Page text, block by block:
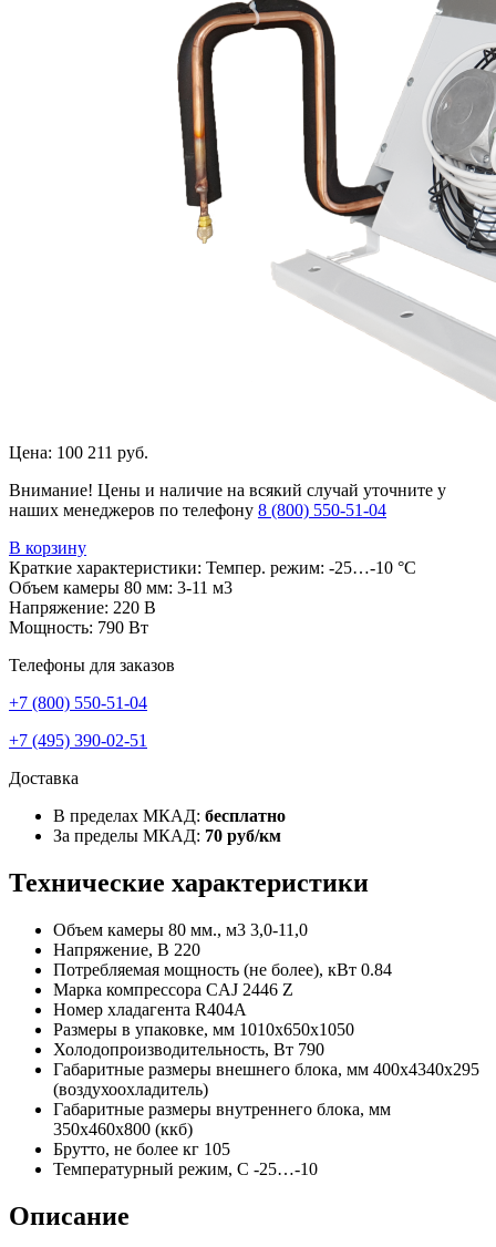
Цена: 100 211 руб.
Внимание! Цены и наличие на всякий случай уточните у
наших менеджеров по телефону 8 (800) 550-51-04
В корзину
Краткие характеристики: Темпер. режим: -25…-10 °C
Объем камеры 80 мм: 3-11 м3
Напряжение: 220 В
Мощность: 790 Вт
Телефоны для заказов
+7 (800) 550-51-04
+7 (495) 390-02-51
Доставка
В пределах МКАД: бесплатно
За пределы МКАД: 70 руб/км
Технические характеристики
Объем камеры 80 мм., м3 3,0-11,0
Напряжение, В 220
Потребляемая мощность (не более), кВт 0.84
Марка компрессора CAJ 2446 Z
Номер хладагента R404A
Размеры в упаковке, мм 1010х650х1050
Холодопроизводительность, Вт 790
Габаритные размеры внешнего блока, мм 400х4340х295
(воздухоохладитель)
Габаритные размеры внутреннего блока, мм
350х460х800 (ккб)
Брутто, не более кг 105
Температурный режим, С -25…-10
Описание